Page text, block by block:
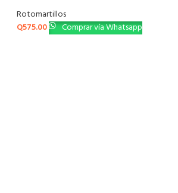
Rotomartillos
Q575.00 Comprar vía Whatsapp